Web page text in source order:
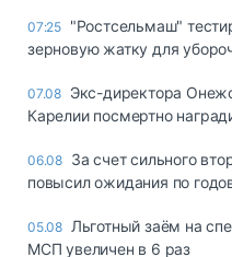
07:25 "Ростсельмаш"
зерновую жатку для
07.08 Экс-директора
Карелии посмертно
06.08 За счет сильного
повысил ожидания по
05.08 Льготный заём на
МСП увеличен в 6 раз